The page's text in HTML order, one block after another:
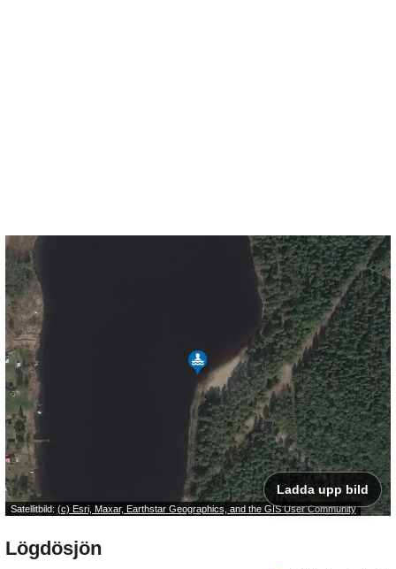
Satellitbild: (c) Esri, Maxar, Earthstar Geographics, and the GIS User Community
Ladda upp bild
Lögdösjön